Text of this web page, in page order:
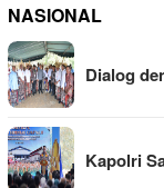
NASIONAL
Dialog
Kapolri